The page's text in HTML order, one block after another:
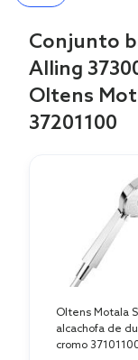
Conjunto
Alling
Oltens
37201100
Oltens Motala
alcachofa de
cromo